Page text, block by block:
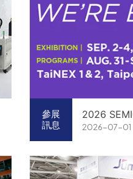
參展
訊息
2026
2026-07-01